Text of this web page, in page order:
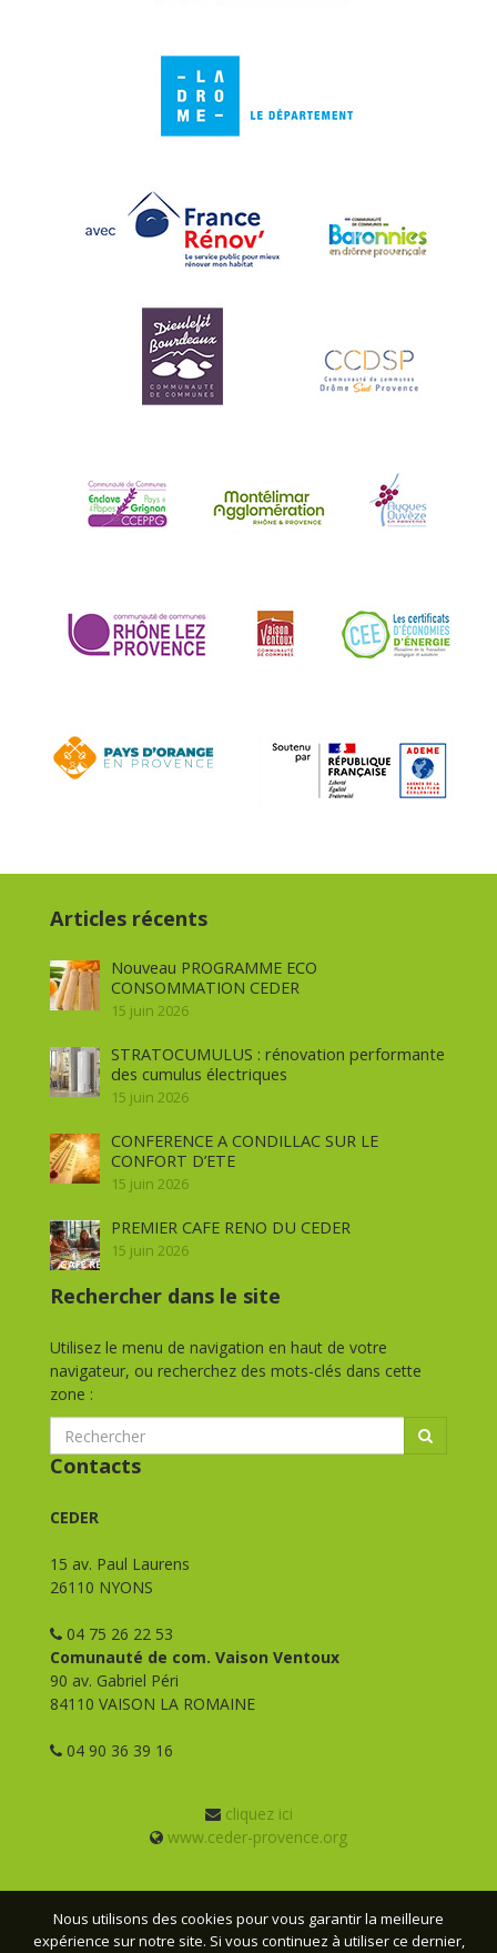
Nous utilisons des cookies pour vous garantir la meilleure
expérience sur notre site. Si vous continuez à utiliser ce dernier,
Articles récents
Nouveau PROGRAMME ECO
CONSOMMATION CEDER
15 juin 2026
STRATOCUMULUS : rénovation performante
des cumulus électriques
15 juin 2026
CONFERENCE A CONDILLAC SUR LE
CONFORT D’ETE
15 juin 2026
PREMIER CAFE RENO DU CEDER
15 juin 2026
Rechercher dans le site
Utilisez le menu de navigation en haut de votre
navigateur, ou recherchez des mots-clés dans cette
zone :
Contacts
CEDER
15 av. Paul Laurens
26110 NYONS
04 75 26 22 53
Comunauté de com. Vaison Ventoux
90 av. Gabriel Péri
84110 VAISON LA ROMAINE
04 90 36 39 16
cliquez ici
www.ceder-provence.org
© CEDER Provence - 2026 - Tous droits réservés -Mentions